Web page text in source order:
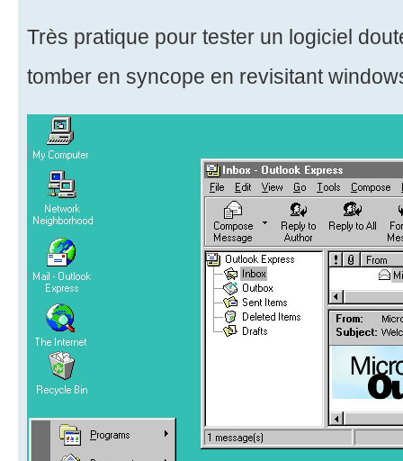
Très pratique pour tester un logiciel
tomber en syncope en revisitant